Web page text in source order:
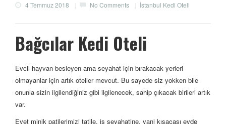
4 Temmuz 2018 No Comments İstanbul Kedi Oteli
Bağcılar Kedi Oteli
Evcil hayvan besleyen ama seyahat için bırakacak yerleri
olmayanlar için artık oteller mevcut. Bu sayede siz yokken bile
onunla sizin ilgilendiğiniz gibi ilgilenecek, sahip çıkacak birileri artık
var.
Evet minik patilerimizi tatile, iş seyahatine, yani kısacası evde